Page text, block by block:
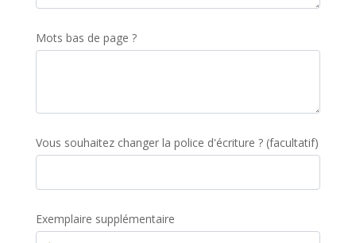
Mots bas de page ?
Vous souhaitez changer la police d'écriture ? (facultatif)
Exemplaire supplémentaire